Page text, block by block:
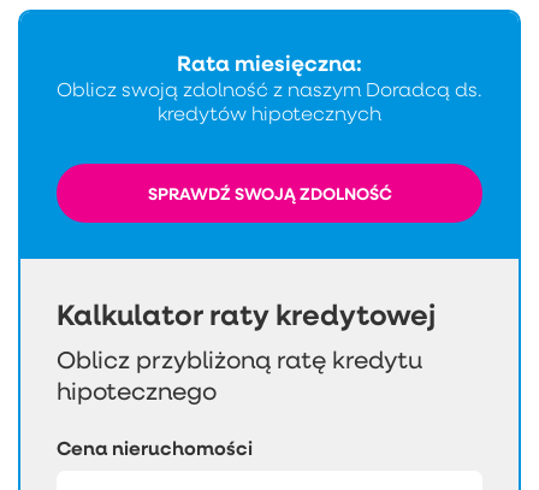
Kalkulator raty kredytowej
Oblicz przybliżoną ratę kredytu
hipotecznego
Cena nieruchomości
Rata miesięczna:
Oblicz swoją zdolność z naszym Doradcą ds.
kredytów hipotecznych
SPRAWDŹ SWOJĄ ZDOLNOŚĆ